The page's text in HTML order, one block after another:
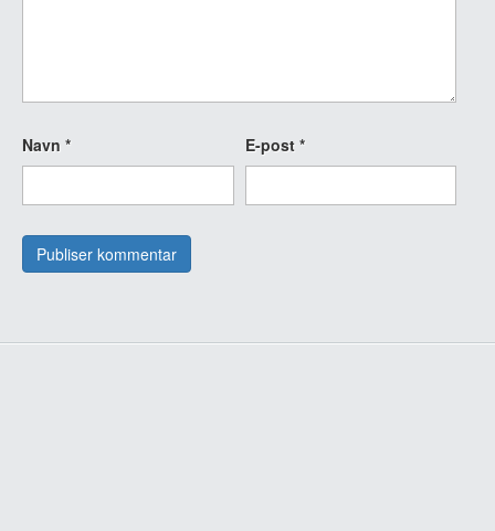
Navn * E-post *